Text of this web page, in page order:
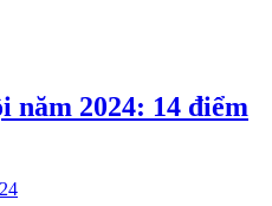
năm 2024: 14 điểm